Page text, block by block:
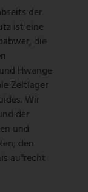
der
ist eine
die
Hwange
Zeltlager
Wir
der
und
den
aufrecht